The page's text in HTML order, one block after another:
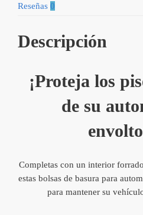
Reseñas 0
Descripción
¡Proteja los
de su
Completas con un interior
estas bolsas de basura para
para mantener su